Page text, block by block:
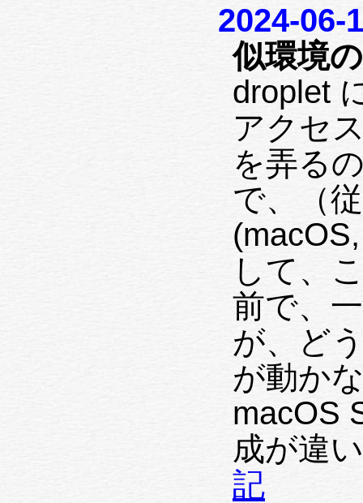
2024-06-
似環境
droplet
アクセ
を弄る
で、（
して、
前で、
が、ど
が動か
macOS
成が違
記